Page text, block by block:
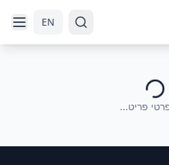
EN
פריט...